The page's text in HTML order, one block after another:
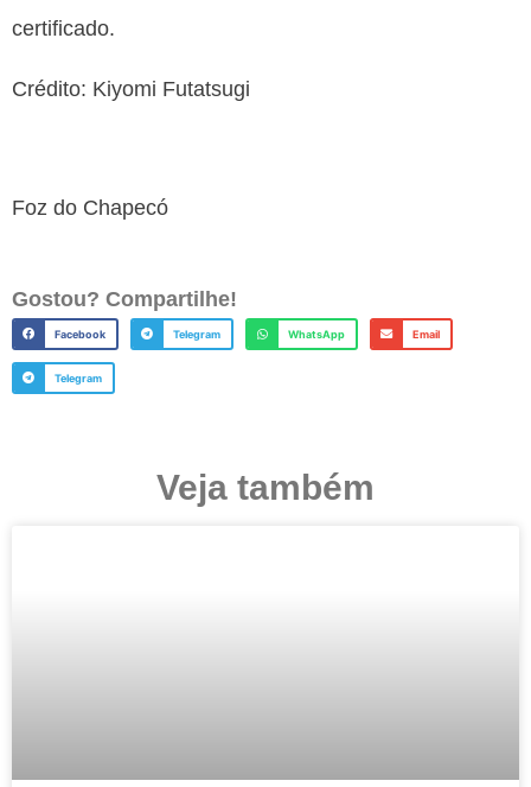
certificado.
Crédito: Kiyomi Futatsugi
Foz do Chapecó
Gostou? Compartilhe!
Facebook Telegram WhatsApp Email
Telegram
Veja também